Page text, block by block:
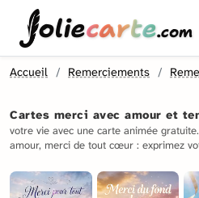
oliecarte.com
Accueil Remerciements
Cartes merci avec amour et
votre vie avec une carte animée
amour, merci de tout cœur : exprimez